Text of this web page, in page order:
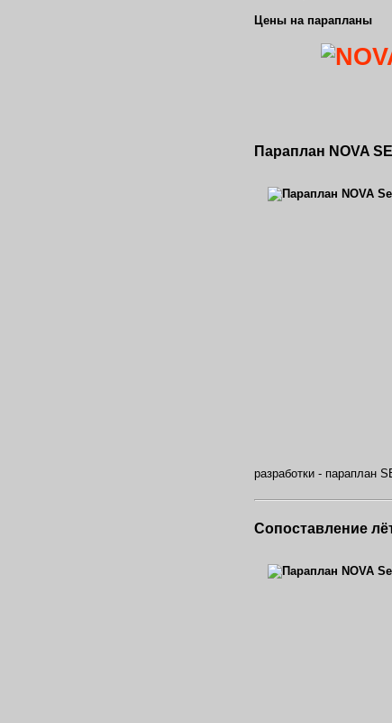
Цены на парапланы
Параплан NOVA
разработки - параплан
Сопоставление